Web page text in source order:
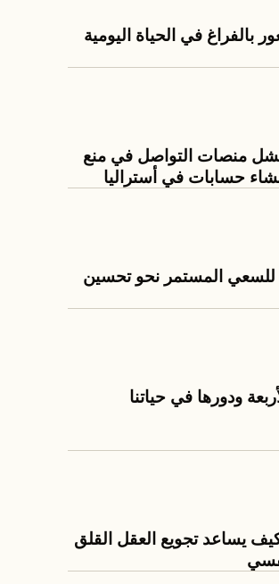
بالفراغ في الحياة اليومية
منصات التواصل في منع
حسابات في أستراليا
للسعي المستمر نحو تحسين
ودورها في حياتنا
يساعد تجويع العقل القلق